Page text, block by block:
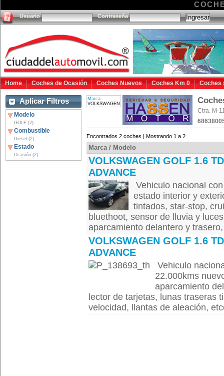
Usuario Contraseña
Home Coches de Ocasión Coches Nuevos Coches Km 0 Coches
Aplicar Filtros
Modelo
GOLF (2)
Combustible
Diesel (2)
Estado
Ocasión (2)
Marca
VOLKSWAGEN
Ctra. M-
Encontrados 2 coches | Mostrando 1 a 2
Marca / Modelo
VOLKSWAGEN GOLF 1.6
ADVANCE
Vehiculo nacional
estado interior y
tintados, star-stop,
bluethoot, sensor de lluvia y
aparcamiento delantero y
VOLKSWAGEN GOLF 1.6
ADVANCE
Vehiculo
22.000kms
aparcamiento
lector de tarjetas, lunas traseras
velocidad, llantas de aleación,